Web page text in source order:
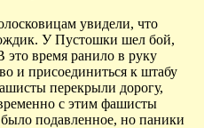
увидели, что
У Пустошки шел бой,
время ранило в руку
и присоединиться к штабу
перекрыли дорогу,
с этим фашисты
подавленное, но паники